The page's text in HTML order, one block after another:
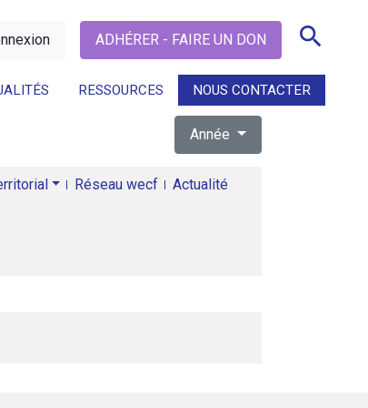
ADHÉRER - FAIRE UN DON search
RESSOURCES NOUS CONTACTER
search
Année
Réseau wecf Actualité